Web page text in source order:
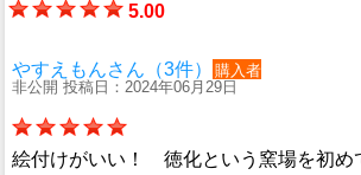
5.00
やすえもんさん（3件）
購入者
非公開 投稿日：2024年06月29日
絵付けがいい！ 徳化という窯場を初め